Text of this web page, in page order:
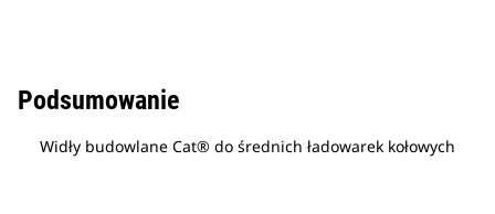
Podsumowanie
Widły budowlane Cat® do średnich ładowarek kołowych